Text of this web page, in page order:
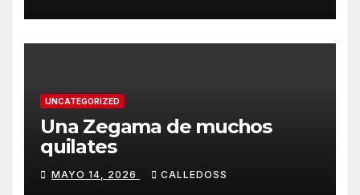
UNCATEGORIZED
Una Zegama de muchos
quilates
MAYO 14, 2026 CALLEDOSS